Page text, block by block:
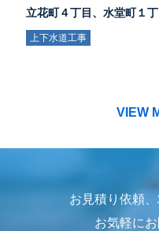
立花町４丁目、水堂町１
上下水道工事
VIEW
お見積り依頼
お気軽に